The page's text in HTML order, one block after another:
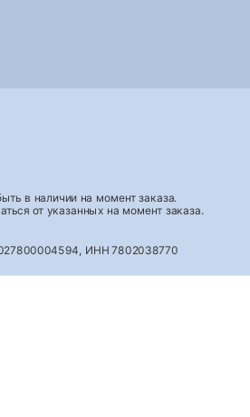
в наличии на момент заказа.
от указанных на момент заказа.
ИНН 7802038770